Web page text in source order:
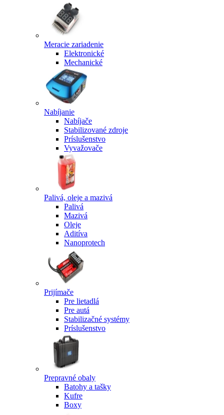
Meracie zariadenie
Elektronické
Mechanické
Nabíjanie
Nabíjače
Stabilizované zdroje
Príslušenstvo
Vyvažovače
Palivá, oleje a mazivá
Palivá
Mazivá
Oleje
Aditíva
Nanoprotech
Prijímače
Pre lietadlá
Pre autá
Stabilizačné systémy
Príslušenstvo
Prepravné obaly
Batohy a tašky
Kufre
Boxy